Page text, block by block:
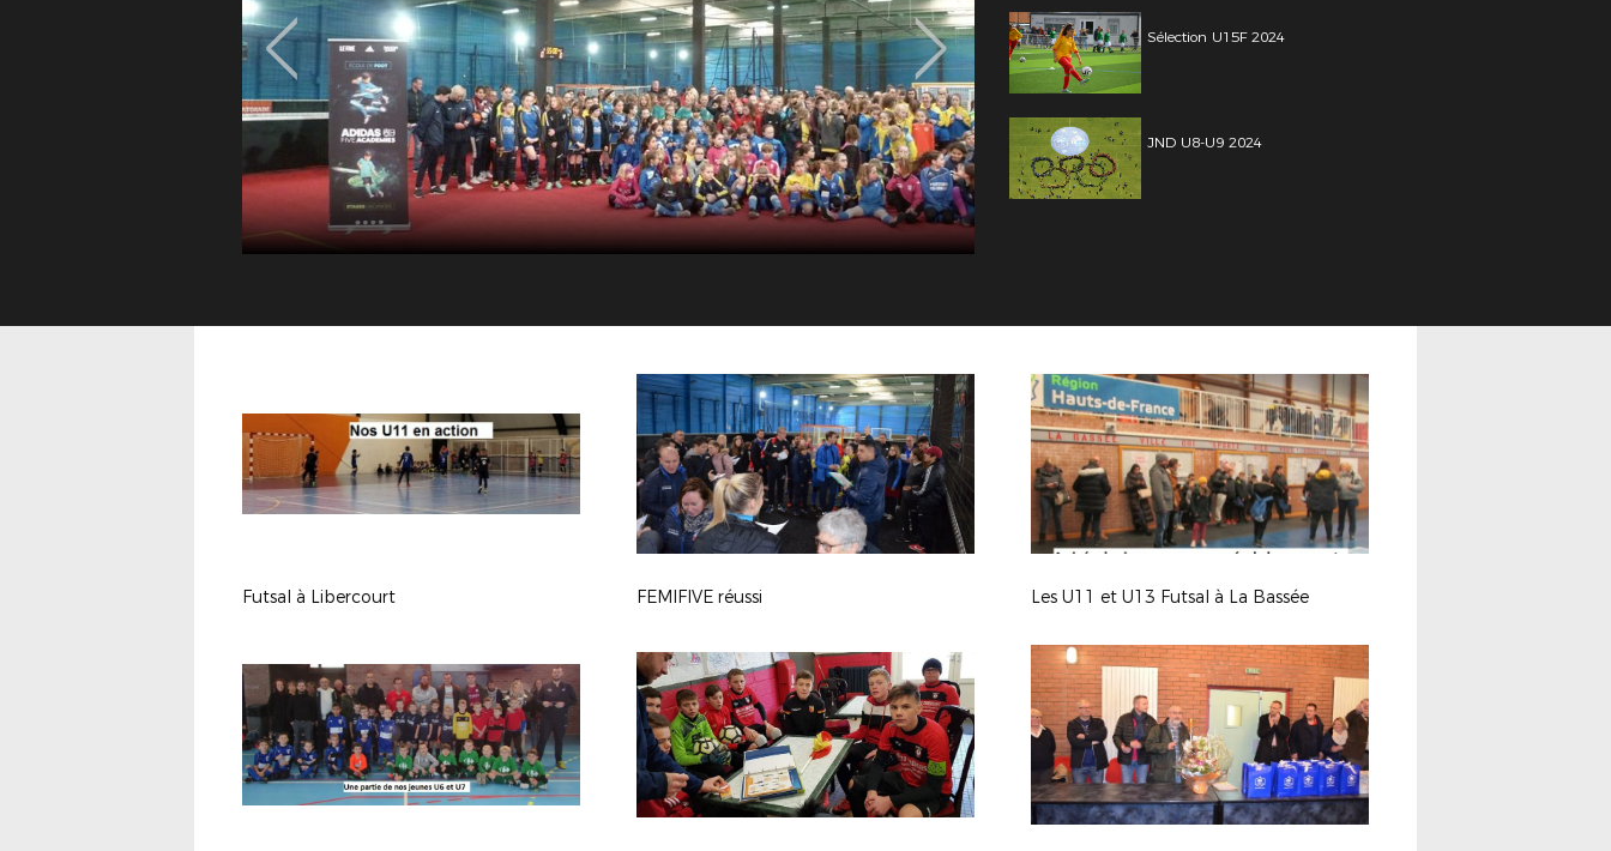
Sélection U15F 2024
JND U8-U9 2024
Futsal à Libercourt FEMIFIVE réussi Les U11 et U13 Futsal à La Bassée